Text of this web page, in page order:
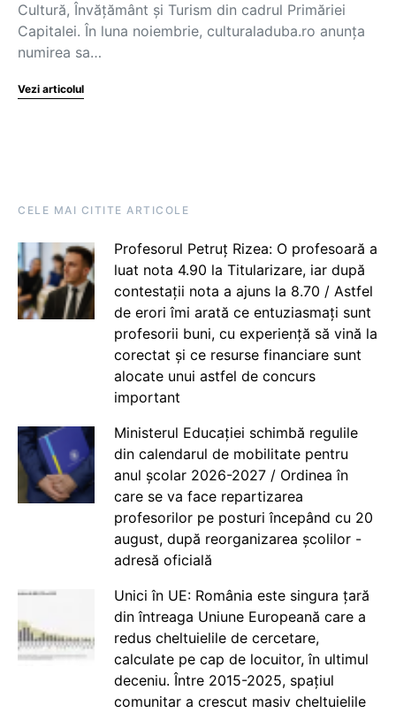
Cultură, Învățământ și Turism din cadrul Primăriei
Capitalei. În luna noiembrie, culturaladuba.ro anunța
numirea sa…
Vezi articolul
CELE MAI CITITE ARTICOLE
Profesorul Petruț Rizea: O profesoară a
luat nota 4.90 la Titularizare, iar după
contestații nota a ajuns la 8.70 / Astfel
de erori îmi arată ce entuziasmați sunt
profesorii buni, cu experiență să vină la
corectat și ce resurse financiare sunt
alocate unui astfel de concurs
important
Ministerul Educației schimbă regulile
din calendarul de mobilitate pentru
anul școlar 2026-2027 / Ordinea în
care se va face repartizarea
profesorilor pe posturi începând cu 20
august, după reorganizarea școlilor -
adresă oficială
Unici în UE: România este singura țară
din întreaga Uniune Europeană care a
redus cheltuielile de cercetare,
calculate pe cap de locuitor, în ultimul
deceniu. Între 2015-2025, spațiul
comunitar a crescut masiv cheltuielile